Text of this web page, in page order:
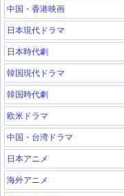
中国・香港映画
日本現代ドラマ
日本時代劇
韓国現代ドラマ
韓国時代劇
欧米ドラマ
中国・台湾ドラマ
日本アニメ
海外アニメ